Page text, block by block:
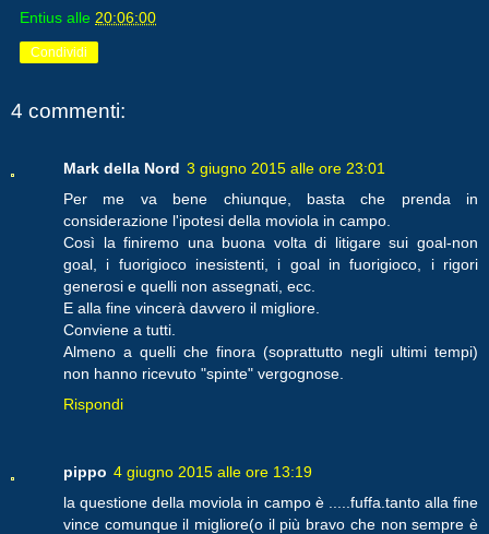
Entius alle 20:06:00
Condividi
4 commenti:
Mark della Nord 3 giugno 2015 alle ore 23:01
Per me va bene chiunque, basta che prenda in
considerazione l'ipotesi della moviola in campo.
Così la finiremo una buona volta di litigare sui goal-non
goal, i fuorigioco inesistenti, i goal in fuorigioco, i rigori
generosi e quelli non assegnati, ecc.
E alla fine vincerà davvero il migliore.
Conviene a tutti.
Almeno a quelli che finora (soprattutto negli ultimi tempi)
non hanno ricevuto "spinte" vergognose.
Rispondi
pippo 4 giugno 2015 alle ore 13:19
la questione della moviola in campo è .....fuffa.tanto alla fine
vince comunque il migliore(o il più bravo che non sempre è